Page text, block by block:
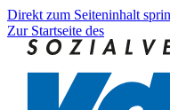
Direkt zum Seiteninhalt
Zur Startseite des